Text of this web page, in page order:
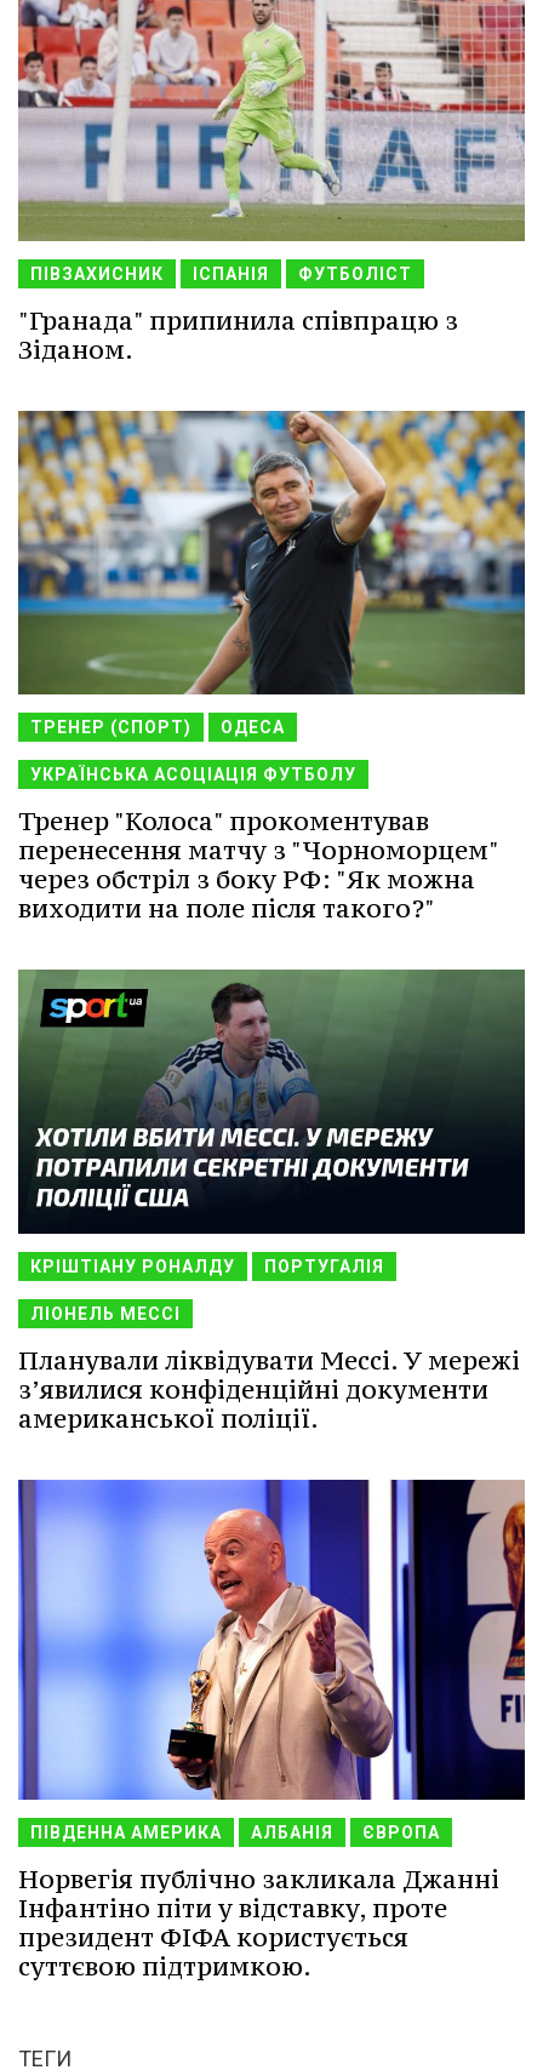
ПІВЗАХИСНИК ІСПАНІЯ ФУТБОЛІСТ
"Гранада" припинила співпрацю з
Зіданом.
ТРЕНЕР (СПОРТ) ОДЕСА
УКРАЇНСЬКА АСОЦІАЦІЯ ФУТБОЛУ
Тренер "Колоса" прокоментував
перенесення матчу з "Чорноморцем"
через обстріл з боку РФ: "Як можна
виходити на поле після такого?"
КРІШТІАНУ РОНАЛДУ ПОРТУГАЛІЯ
ЛІОНЕЛЬ МЕССІ
Планували ліквідувати Мессі. У мережі
з’явилися конфіденційні документи
американської поліції.
ПІВДЕННА АМЕРИКА АЛБАНІЯ ЄВРОПА
Норвегія публічно закликала Джанні
Інфантіно піти у відставку, проте
президент ФІФА користується
суттєвою підтримкою.
ТЕГИ